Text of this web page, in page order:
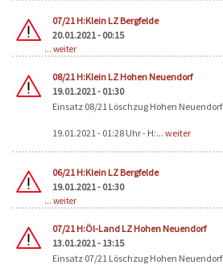
07/21 H:Klein LZ Bergfelde
20.01.2021 - 00:15
... weiter
08/21 H:Klein LZ Hohen Neuendorf
19.01.2021 - 01:30
Einsatz 08/21 Löschzug Hohen Neuendorf
19.01.2021 - 01:28 Uhr - H:... weiter
06/21 H:Klein LZ Bergfelde
19.01.2021 - 01:30
... weiter
07/21 H:Öl-Land LZ Hohen Neuendorf
13.01.2021 - 13:15
Einsatz 07/21 Löschzug Hohen Neuendorf